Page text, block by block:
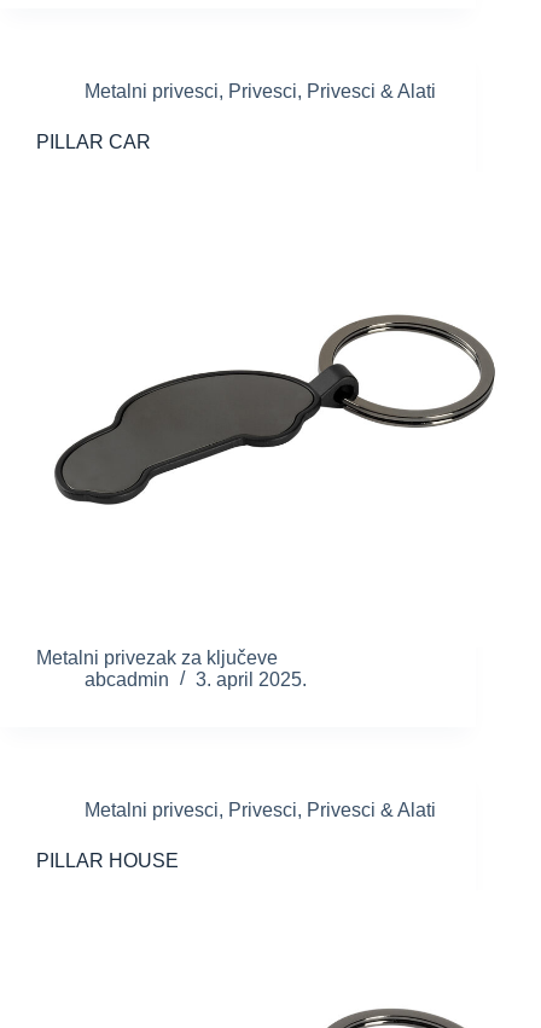
Metalni privesci, Privesci, Privesci & Alati
PILLAR CAR
Metalni privezak za ključeve
abcadmin
3. april 2025.
Metalni privesci, Privesci, Privesci & Alati
PILLAR HOUSE